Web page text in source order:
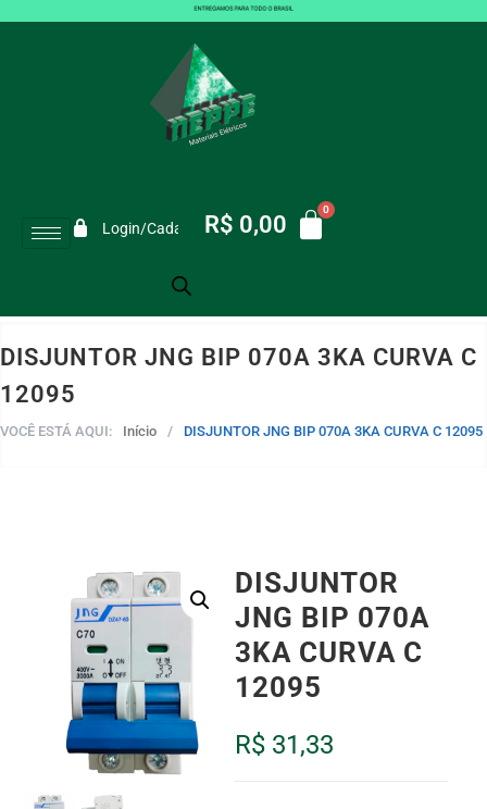
Login/CadastroR$ 0,00
DISJUNTOR JNG BIP 070A 3KA CURVA C
12095
VOCÊ ESTÁ AQUI: Início / DISJUNTOR JNG BIP 070A 3KA CURVA C 12095
DISJUNTOR
JNG BIP 070A
3KA CURVA C
12095
R$31,33